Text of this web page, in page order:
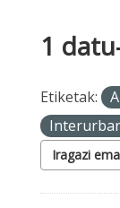
1
Etiketak:
Iragazi